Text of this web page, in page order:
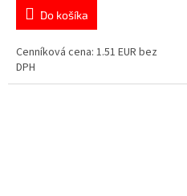
Do košíka
Cenníková cena: 1.51 EUR bez
DPH